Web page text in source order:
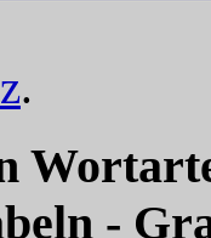
.
-